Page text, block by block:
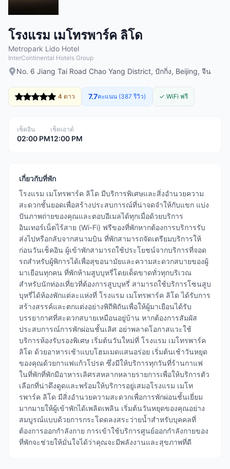
โรงแรม เมโทรพาร์ค ลิโด
Metropark Lido Hotel
InterContinental Hotels Group
No. 6 Jiang Tai Road Chao Yang District, ปักกิ่ง, Beijing, จีน
4 ดาว 7.7คะแนน (387 รีวิว) ✓ WiFi ฟรี
เช็คอิน
02:00 PM
เช็คเอาต์
12:00 PM
เกี่ยวกับที่พัก
โรงแรม เมโทรพาร์ค ลิโด มีบริการพิเศษและสิ่งอำนวยความ
สะดวกชั้นยอดเพื่อสร้างประสบการณ์ที่น่าจดจำให้กับแขก แบ่ง
ปันภาพถ่ายของคุณและตอบอีเมลได้ทุกเมื่อด้วยบริการ
อินเทอร์เน็ตไร้สาย (Wi-Fi) ฟรีของที่พักหากต้องการบริการรับ
ส่งไปหรือกลับจากสนามบิน ที่พักสามารถจัดเตรียมบริการให้
ก่อนวันเช็คอิน ผู้เข้าพักสามารถใช้ประโยชน์จากบริการที่จอด
รถสำหรับผู้พิการได้เพื่อสุขอนามัยและความสะดวกสบายของผู้
มาเยือนทุกคน ที่พักห้ามสูบบุหรี่โดยเด็ดขาดทั่วทุกบริเวณ
สำหรับนักท่องเที่ยวที่ต้องการสูบบุหรี่ สามารถใช้บริการโซนสูบ
บุหรี่ได้ห้องพักแต่ละแห่งที่ โรงแรม เมโทรพาร์ค ลิโด ได้รับการ
สร้างสรรค์และตกแต่งอย่างพิถีพิถันเพื่อให้ผู้มาเยือนได้รับ
บรรยากาศที่สะดวกสบายเหมือนอยู่บ้าน หากต้องการสัมผัส
ประสบการณ์การพักผ่อนชั้นเลิศ อย่าพลาดโอกาสแวะใช้
บริการห้องรับรองพิเศษ เริ่มต้นวันใหม่ที่ โรงแรม เมโทรพาร์ค
ลิโด ด้วยอาหารเช้าแบบโฮมเมดแสนอร่อย เริ่มต้นเช้าวันหยุด
ของคุณด้วยกาแฟแก้วโปรด ซึ่งมีให้บริการทุกวันที่ร้านกาแฟ
ในที่พักที่พักมีอาหารเลิศรสหลากหลายรายการเพื่อให้บริการตัว
เลือกที่น่าดึงดูดและพร้อมให้บริการอยู่เสมอโรงแรม เมโท
รพาร์ค ลิโด มีสิ่งอำนวยความสะดวกเพื่อการพักผ่อนชั้นเยี่ยม
มากมายให้ผู้เข้าพักได้เพลิดเพลิน เริ่มต้นวันหยุดของคุณอย่าง
สมบูรณ์แบบด้วยการกระโดดลงสระว่ายน้ำสำหรับบุคคลที่
ต้องการออกกำลังกาย การเข้าใช้บริการศูนย์ออกกำลังกายของ
ที่พักจะช่วยให้มั่นใจได้ว่าคุณจะมีพลังงานและสุขภาพที่ดี